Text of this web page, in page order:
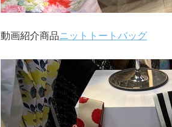
動画紹介商品ニットトートバッグ